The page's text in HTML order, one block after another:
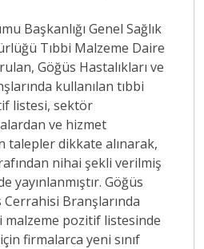
Başkanlığı Genel Sağlık
Tıbbi Malzeme Daire
Göğüs Hastalıkları ve
kullanılan tıbbi
listesi, sektör
ve hizmet
talepler dikkate alınarak,
nihai şekli verilmiş
yayınlanmıştır. Göğüs
Cerrahisi Branşlarında
malzeme pozitif listesinde
firmalarca yeni sınıf